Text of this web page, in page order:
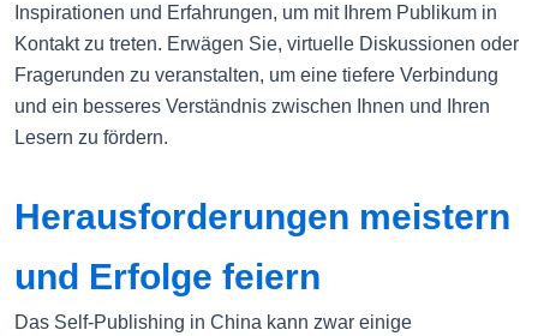
Inspirationen und Erfahrungen, um mit Ihrem Publikum in
Kontakt zu treten. Erwägen Sie, virtuelle Diskussionen oder
Fragerunden zu veranstalten, um eine tiefere Verbindung
und ein besseres Verständnis zwischen Ihnen und Ihren
Lesern zu fördern.
Herausforderungen meistern
und Erfolge feiern
Das Self-Publishing in China kann zwar einige